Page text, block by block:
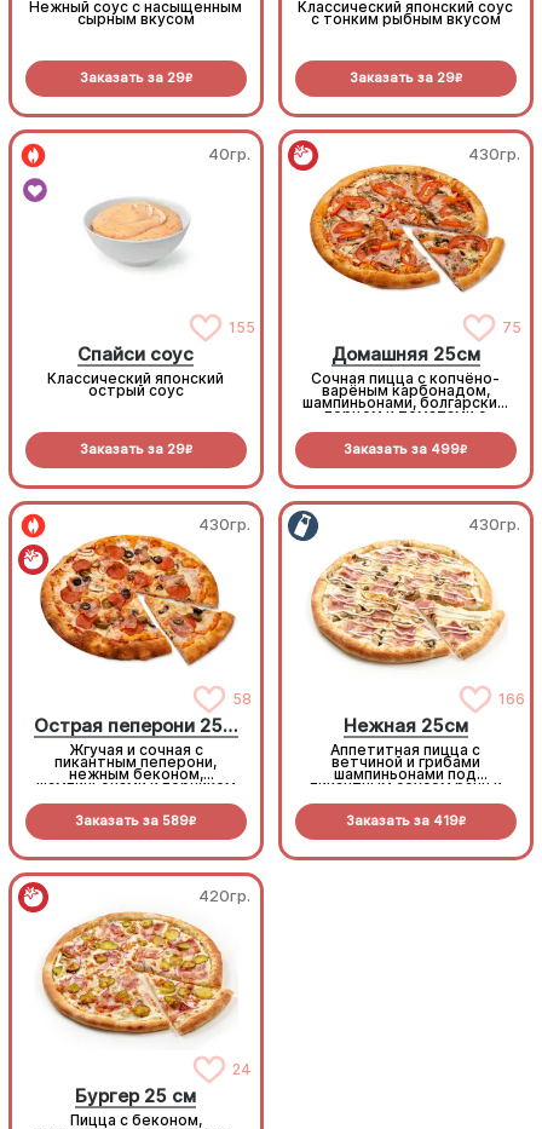
Нежный соус с насыщенным
сырным вкусом
Заказать за 29R
Классический японский соус
с тонким рыбным вкусом
Заказать за 29R
40гр.
155
Спайси соус
Классический японский
острый соус
Заказать за 29R
430гр.
75
Домашняя 25см
Сочная пицца с копчёно-
варёным карбонадом,
шампиньонами, болгарским
перцем и томатами с
Заказать за 499R
430гр.
58
Острая пеперони 25cм
Жгучая и сочная с
пикантным пеперони,
нежным беконом,
шампиньонами и перчиком
Заказать за 589R
430гр.
166
Нежная 25см
Аппетитная пицца с
ветчиной и грибами
шампиньонами под
пикантным соусом ранч и
Заказать за 419R
420гр.
24
Бургер 25 см
Пицца с беконом,